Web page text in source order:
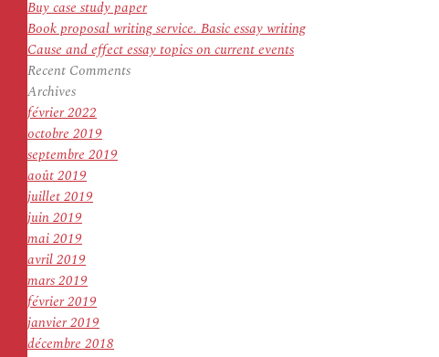
Buy case study paper
Book proposal writing service. Basic essay writing
Cause and effect essay topics on current events
Recent Comments
Archives
février 2022
octobre 2019
septembre 2019
août 2019
juillet 2019
juin 2019
mai 2019
avril 2019
mars 2019
février 2019
janvier 2019
décembre 2018